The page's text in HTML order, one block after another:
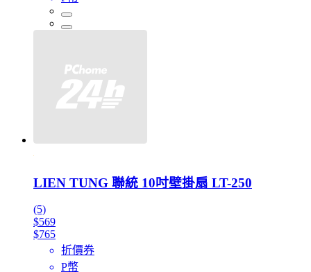
LIEN TUNG 聯統 10吋壁掛扇 LT-250
(5)
$569
$765
折價券
P幣